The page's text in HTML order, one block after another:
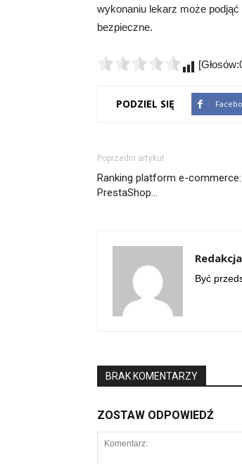
wykonaniu lekarz może
bezpieczne.
PODZIEL SIĘ
Poprzedni artykuł
Ranking platform e-commerce:
PrestaShop…
Być
BRAK KOMENTARZY
ZOSTAW ODPOWIEDŹ